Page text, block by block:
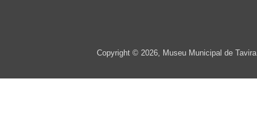
Copyright © 2026, Museu Municipal de Tavira